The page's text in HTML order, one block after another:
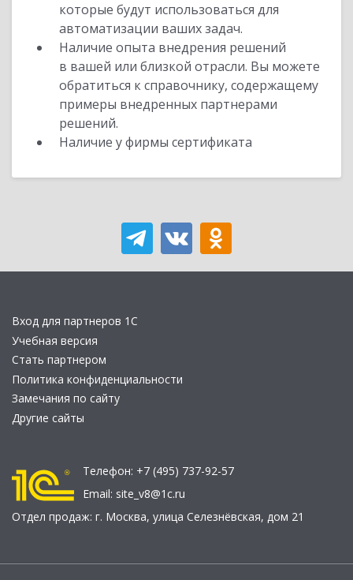
которые будут использоваться для
автоматизации ваших задач.
Наличие опыта внедрения решений
в вашей или близкой отрасли. Вы можете
обратиться к справочнику, содержащему
примеры внедренных партнерами
решений.
Наличие у фирмы сертификата
Вход для партнеров 1С
Учебная версия
Стать партнером
Политика конфиденциальности
Замечания по сайту
Другие сайты
Телефон: +7 (495) 737-92-57
Email: site_v8@1c.ru
Отдел продаж: г. Москва, улица Селезнёвская, дом 21